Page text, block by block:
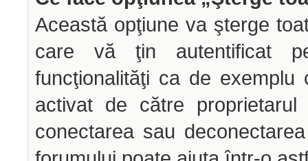
Această opţiune va şterge
care vă ţin autentificat
funcţionalităţi ca de
activat de către
conectarea sau